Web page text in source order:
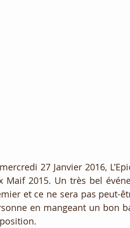
27 Janvier 2016,
Maif 2015. Un très bel
et ce ne sera pas peut-
en mangeant un bon